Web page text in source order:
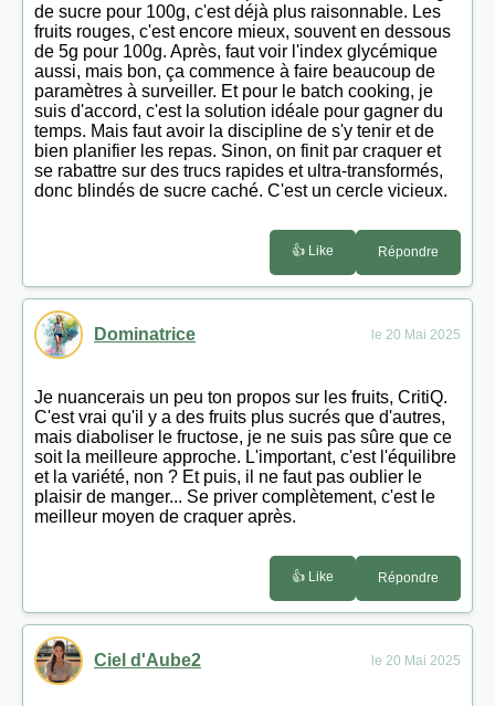
de sucre pour 100g, c'est déjà plus raisonnable. Les
fruits rouges, c'est encore mieux, souvent en dessous
de 5g pour 100g. Après, faut voir l'index glycémique
aussi, mais bon, ça commence à faire beaucoup de
paramètres à surveiller. Et pour le batch cooking, je
suis d'accord, c'est la solution idéale pour gagner du
temps. Mais faut avoir la discipline de s'y tenir et de
bien planifier les repas. Sinon, on finit par craquer et
se rabattre sur des trucs rapides et ultra-transformés,
donc blindés de sucre caché. C'est un cercle vicieux.
👍 Like Répondre
Dominatrice le 20 Mai 2025
Je nuancerais un peu ton propos sur les fruits, CritiQ.
C'est vrai qu'il y a des fruits plus sucrés que d'autres,
mais diaboliser le fructose, je ne suis pas sûre que ce
soit la meilleure approche. L'important, c'est l'équilibre
et la variété, non ? Et puis, il ne faut pas oublier le
plaisir de manger... Se priver complètement, c'est le
meilleur moyen de craquer après.
👍 Like Répondre
Ciel d'Aube2 le 20 Mai 2025